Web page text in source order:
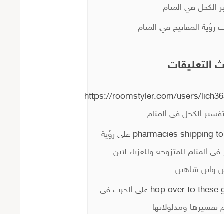
الكحل في المنام
رؤية المفاتيح في المنام
التعليقات
https://roomstyler.com/users/
تفسير الكحل في المنام
pharmacies shipping على رؤية
في المنام للمتزوجة وللعزباء لابن
وابن شاهين
hop over to these على الحرب في
تفسيرها ومدلولاتها